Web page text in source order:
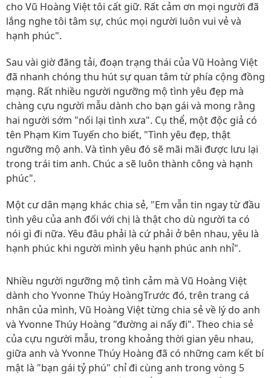
cho Vũ Hoàng Việt tôi cất giữ. Rất cảm ơn mọi người đã
lắng nghe tôi tâm sự, chúc mọi người luôn vui vẻ và
hạnh phúc".
Sau vài giờ đăng tải, đoạn trạng thái của Vũ Hoàng Việt
đã nhanh chóng thu hút sự quan tâm từ phía cộng đồng
mạng. Rất nhiều người ngưỡng mộ tình yêu đẹp mà
chàng cựu người mẫu dành cho bạn gái và mong rằng
hai người sớm "nối lại tình xưa". Cụ thể, một độc giả có
tên Phạm Kim Tuyến cho biết, "Tình yêu đẹp, thật
ngưỡng mộ anh. Và tình yêu đó sẽ mãi mãi được lưu lại
trong trái tim anh. Chúc a sẽ luôn thành công và hạnh
phúc".
Một cư dân mạng khác chia sẻ, "Em vẫn tin ngay từ đầu
tình yêu của anh đối với chị là thật cho dù người ta có
nói gì đi nữa. Yêu đâu phải là cứ phải ở bên nhau, yêu là
hạnh phúc khi người mình yêu hạnh phúc anh nhỉ".
Nhiều người ngưỡng mộ tình cảm mà Vũ Hoàng Việt
dành cho Yvonne Thúy HoàngTrước đó, trên trang cá
nhân của mình, Vũ Hoàng Việt từng chia sẻ về lý do anh
và Yvonne Thúy Hoàng "đường ai nấy đi". Theo chia sẻ
của cựu người mẫu, trong khoảng thời gian yêu nhau,
giữa anh và Yvonne Thúy Hoàng đã có những cam kết bí
mật là "bạn gái tỷ phú" chỉ đi cùng anh trong vòng 5